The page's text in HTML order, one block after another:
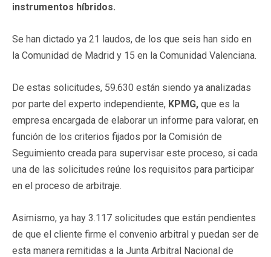
instrumentos híbridos.
Se han dictado ya 21 laudos, de los que seis han sido en
la Comunidad de Madrid y 15 en la Comunidad Valenciana.
De estas solicitudes, 59.630 están siendo ya analizadas
por parte del experto independiente, KPMG, que es la
empresa encargada de elaborar un informe para valorar, en
función de los criterios fijados por la Comisión de
Seguimiento creada para supervisar este proceso, si cada
una de las solicitudes reúne los requisitos para participar
en el proceso de arbitraje.
Asimismo, ya hay 3.117 solicitudes que están pendientes
de que el cliente firme el convenio arbitral y puedan ser de
esta manera remitidas a la Junta Arbitral Nacional de